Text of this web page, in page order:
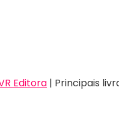
Editora | Principais